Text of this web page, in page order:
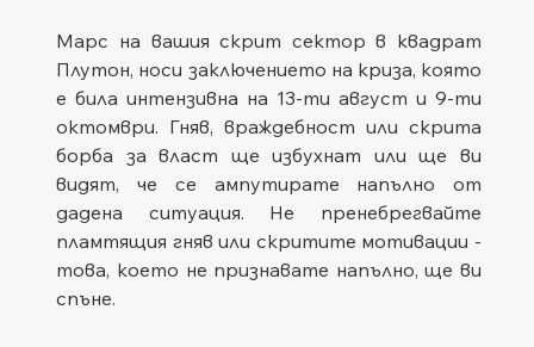
Марс на вашия скрит сектор в квадрат
Плутон, носи заключението на криза, която
е била интензивна на 13-ти август и 9-ти
октомври. Гняв, враждебност или скрита
борба за власт ще избухнат или ще ви
видят, че се ампутирате напълно от
дадена ситуация. Не пренебрегвайте
пламтящия гняв или скритите мотивации -
това, което не признавате напълно, ще ви
спъне.